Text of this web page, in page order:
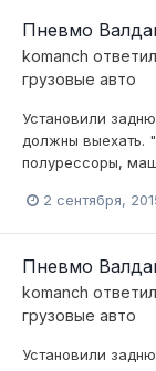
Пневмо
komanch ответил
грузовые авто
Установили
должны выехать.
полурессоры,
2 сентября,
Пневмо
komanch ответил
грузовые авто
Установили